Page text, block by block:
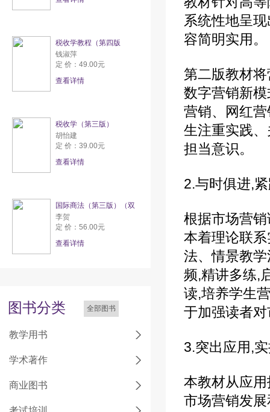
税收学教程（第四版
钱淑萍
定 价：49.00元
查看详情
税收学（第三版）
胡怡建
定 价：39.00元
查看详情
国际商法（第三版）（双
李贺
定 价：56.00元
查看详情
图书分类 全部图书
教学用书
学术著作
商业图书
系统性地呈
容简明实用。
第二版教材
数字营销新
营销、网红
生注重实践
担当意识。
2.与时俱进,
根据市场营
本着理论联
法、情景教
频,精讲多练,
读,培养学生
于加强读者
3.突出应用,
本教材从应
市场营销发